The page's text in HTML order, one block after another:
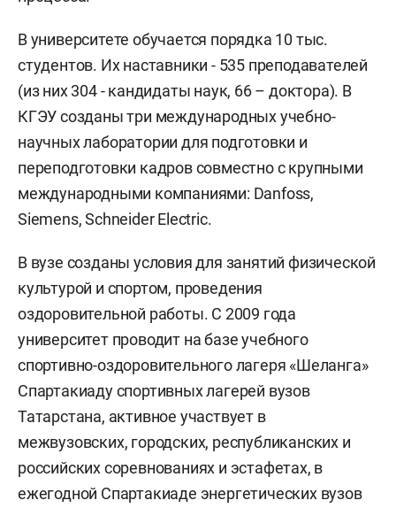
В университете обучается порядка 10 тыс.
студентов. Их наставники - 535 преподавателей
(из них 304 - кандидаты наук, 66 – доктора). В
КГЭУ созданы три международных учебно-
научных лаборатории для подготовки и
переподготовки кадров совместно с крупными
международными компаниями: Danfoss,
Siemens, Schneider Electric.
В вузе созданы условия для занятий физической
культурой и спортом, проведения
оздоровительной работы. С 2009 года
университет проводит на базе учебного
спортивно-оздоровительного лагеря «Шеланга»
Спартакиаду спортивных лагерей вузов
Татарстана, активное участвует в
межвузовских, городских, республиканских и
российских соревнованиях и эстафетах, в
ежегодной Спартакиаде энергетических вузов